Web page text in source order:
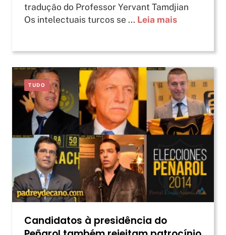
tradução do Professor Yervant Tamdjian
Os intelectuais turcos se ... Leia mais
TUDO
Candidatos à presidência do